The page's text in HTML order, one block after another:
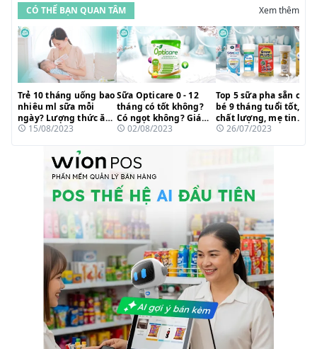
CÓ THỂ BẠN QUAN TÂM Xem thêm
Trẻ 10 tháng uống bao
nhiêu ml sữa mỗi
ngày? Lượng thức ăn
cần thiết
15/08/2023
Sữa Opticare 0 - 12
tháng có tốt không?
Có ngọt không? Giá
bao nhiêu?
02/08/2023
Top 5 sữa pha sẵn cho
bé 9 tháng tuổi tốt,
chất lượng, mẹ tin
dùng26/07/2023